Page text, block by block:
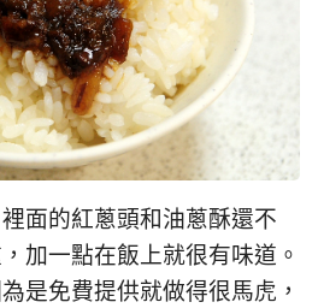
面的紅蔥頭和油蔥酥還不
加一點在飯上就很有味道。
是免費提供就做得很馬虎，